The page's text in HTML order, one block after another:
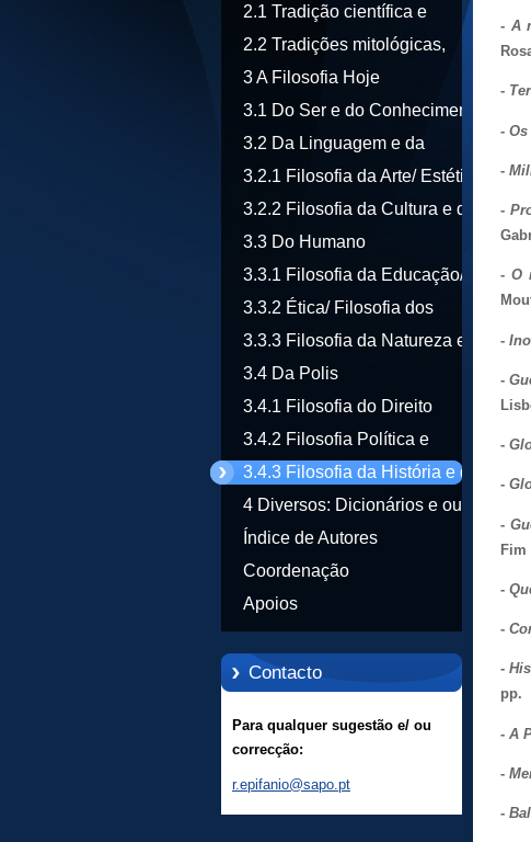
2.1 Tradição científica e
tecnológica
2.2 Tradições mitológicas,
religiosas e sapienciais
3 A Filosofia Hoje
3.1 Do Ser e do Conhecimento
3.2 Da Linguagem e da
Literatura
3.2.1 Filosofia da Arte/ Estética
3.2.2 Filosofia da Cultura e da
Comunicação
3.3 Do Humano
3.3.1 Filosofia da Educação/
Pedagogia
3.3.2 Ética/ Filosofia dos
Valores
3.3.3 Filosofia da Natureza e do
Ambiente
3.4 Da Polis
3.4.1 Filosofia do Direito
3.4.2 Filosofia Política e
Económica
3.4.3 Filosofia da História e da
Civilização
4 Diversos: Dicionários e outras
obras de apoio técnico
Índice de Autores
Coordenação
Apoios
Contacto
Para qualquer sugestão e/ ou
correcção:
r.epifanio@sapo.pt
- A
-
- Os
-
-
- O
-
-
-
-
-
Fim
-
-
-
pp.
- A
-
-